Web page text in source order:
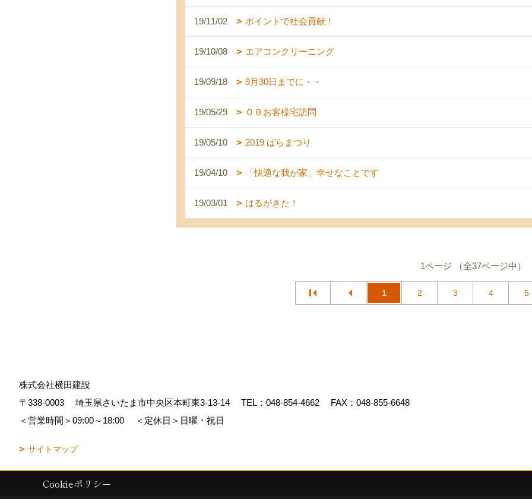
19/11/02 ポイントで社会貢献！
19/10/08 エアコンクリーニング
19/09/18 9月30日までに・・
19/05/29 ＯＢお客様宅訪問
19/05/10 2019 ばらまつり
19/04/10 「快適な我が家」幸せなことです
19/03/01 はるがきた！
1ページ （全37ページ中）
1 2 3 4 5
株式会社横田建設
〒338-0003
埼玉県さいたま市中央区本町東3-13-14 TEL： 048-854-4662
FAX：048-855-6648
＜営業時間＞09:00～18:00
＜定休日＞日曜・祝日
サイトマップ
Copyright (c) YOKOTA Kensetsu Co.,Ltd. All Rights Reserved.
Cookieポリシー